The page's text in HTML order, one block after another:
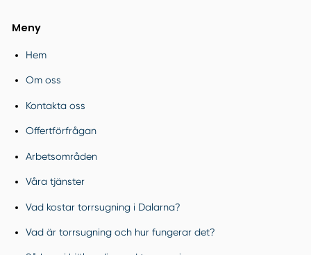
Meny
Hem
Om oss
Kontakta oss
Offertförfrågan
Arbetsområden
Våra tjänster
Vad kostar torrsugning i Dalarna?
Vad är torrsugning och hur fungerar det?